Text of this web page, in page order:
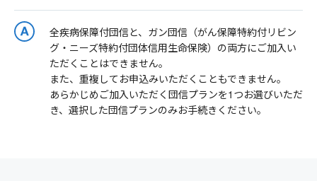
全疾病保障付団信と、ガン団信（がん保障特約付リビン
グ・ニーズ特約付団体信用生命保険）の両方にご加入い
ただくことはできません。
また、重複してお申込みいただくこともできません。
あらかじめご加入いただく団信プランを1つお選びいただ
き、選択した団信プランのみお手続きください。